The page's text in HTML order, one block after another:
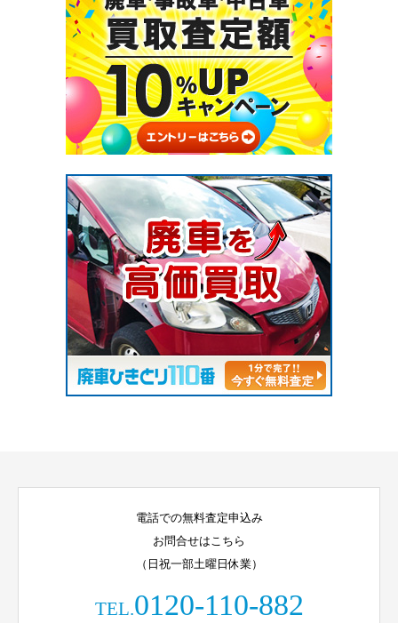
電話での無料査定申込み
お問合せはこちら
（日祝一部土曜日休業）
TEL.0120-110-882